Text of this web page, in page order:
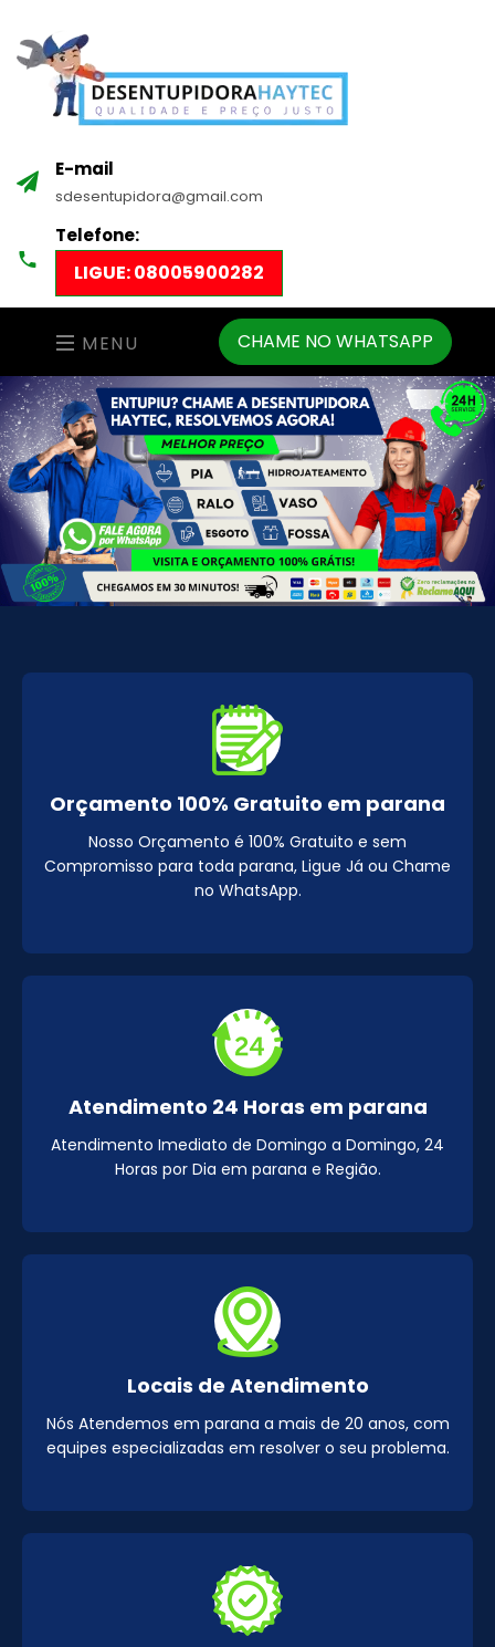
E-mail
sdesentupidora@gmail.com
Telefone:
LIGUE: 08005900282
MENU CHAME NO WHATSAPP
Orçamento 100% Gratuito em parana
Nosso Orçamento é 100% Gratuito e sem
Compromisso para toda parana, Ligue Já ou Chame
no WhatsApp.
Atendimento 24 Horas em parana
Atendimento Imediato de Domingo a Domingo, 24
Horas por Dia em parana e Região.
Locais de Atendimento
Nós Atendemos em parana a mais de 20 anos, com
equipes especializadas em resolver o seu problema.